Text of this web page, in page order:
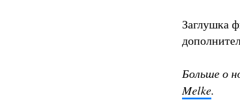
Заглушка
Больше о
Melke.